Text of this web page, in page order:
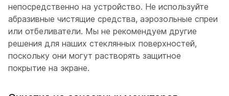
непосредственно на устройство. Не используйте
абразивные чистящие средства, аэрозольные спреи
или отбеливатели. Мы не рекомендуем другие
решения для наших стеклянных поверхностей,
поскольку они могут растворять защитное
покрытие на экране.